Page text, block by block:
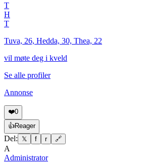
T
H
T
Tuva, 26, Hedda, 30, Thea, 22
vil møte deg i kveld
Se alle profiler
Annonse
❤️0
👍Reager
Del: 𝕏 f r 🔗
A
Administrator